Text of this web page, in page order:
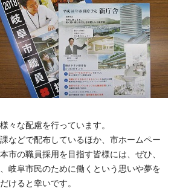
々な配慮を行っています。
などで配布しているほか、市ホームペー
市の職員採用を目指す皆様には、ぜひ、
岐阜市民のために働くという思いや夢を
けると幸いです。